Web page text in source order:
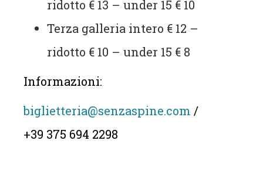
ridotto € 13 – under 15 € 10
Terza galleria intero € 12 –
ridotto € 10 – under 15 € 8
Informazioni:
biglietteria@senzaspine.com /
+39 375 694 2298